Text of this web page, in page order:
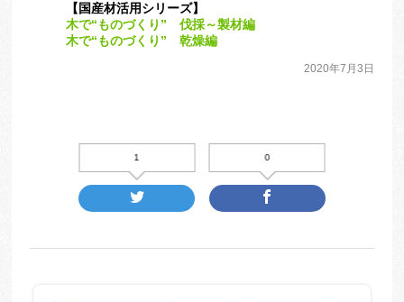
【国産材活用シリーズ】
木で“ものづくり” 伐採～製材編
木で“ものづくり” 乾燥編
2020年7月3日
1 0